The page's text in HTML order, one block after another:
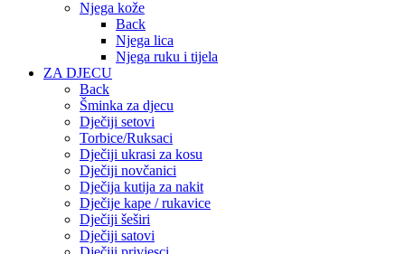
Njega kože
Back
Njega lica
Njega ruku i tijela
ZA DJECU
Back
Šminka za djecu
Dječiji setovi
Torbice/Ruksaci
Dječiji ukrasi za kosu
Dječiji novčanici
Dječija kutija za nakit
Dječije kape / rukavice
Dječiji šeširi
Dječiji satovi